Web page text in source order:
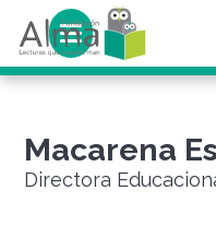
Macarena
Directora